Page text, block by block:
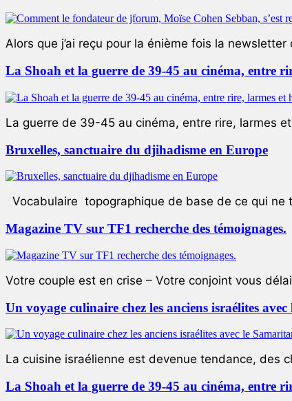
Alors que j’ai reçu pour la énième fois la
La Shoah et la guerre de 39-45 au cinéma, entre
La guerre de 39-45 au cinéma, entre rire, larmes
Bruxelles, sanctuaire du djihadisme en Europe
Vocabulaire topographique de base de ce qui ne
Magazine TV sur TF1 recherche des témoignages.
Votre couple est en crise – Votre conjoint vous
Un voyage culinaire chez les anciens israélites
La cuisine israélienne est devenue tendance, des
La Shoah et la guerre de 39-45 au cinéma, entre